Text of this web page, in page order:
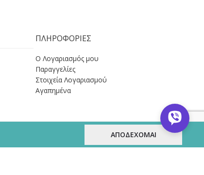
ΠΛΗΡΟΦΟΡΙΕΣ
Ο Λογαριασμός μου
Παραγγελίες
Στοιχεία Λογαριασμού
Αγαπημένα
ΑΠΟΔΕΧΟΜΑΙ